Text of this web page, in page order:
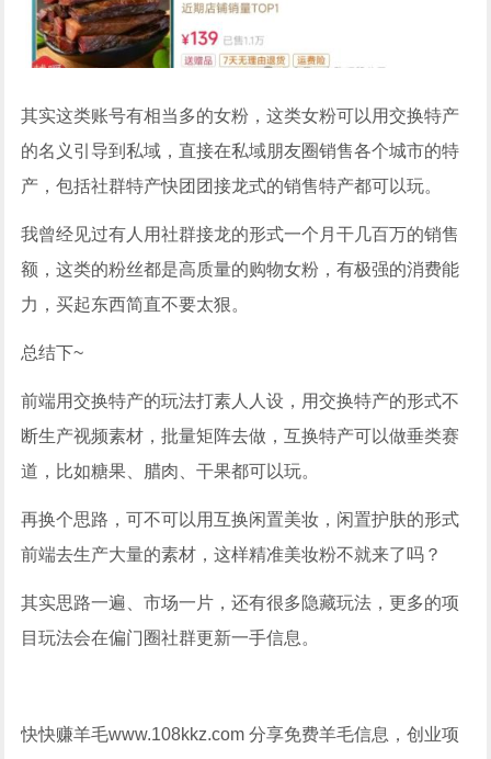
其实这类账号有相当多的女粉，这类女粉可以用交换特产
的名义引导到私域，直接在私域朋友圈销售各个城市的特
产，包括社群特产快团团接龙式的销售特产都可以玩。
我曾经见过有人用社群接龙的形式一个月干几百万的销售
额，这类的粉丝都是高质量的购物女粉，有极强的消费能
力，买起东西简直不要太狠。
总结下~
前端用交换特产的玩法打素人人设，用交换特产的形式不
断生产视频素材，批量矩阵去做，互换特产可以做垂类赛
道，比如糖果、腊肉、干果都可以玩。
再换个思路，可不可以用互换闲置美妆，闲置护肤的形式
前端去生产大量的素材，这样精准美妆粉不就来了吗？
其实思路一遍、市场一片，还有很多隐藏玩法，更多的项
目玩法会在偏门圈社群更新一手信息。
快快赚羊毛www.108kkz.com 分享免费羊毛信息，创业项